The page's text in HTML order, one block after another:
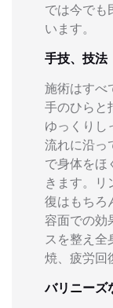
では今でも
います。
手技、技法
施術はすべ
手のひらと
ゆっくりし
流れに沿っ
で身体をほ
きます。リ
復はもちろ
容面での効
スを整え全
焼、疲労回
バリニーズ